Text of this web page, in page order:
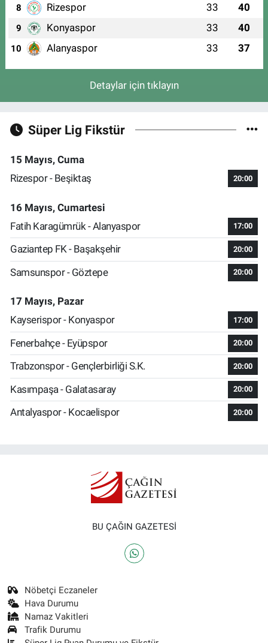
8 Rizespor 33 40
9 Konyaspor 33 40
10 Alanyaspor 33 37
Detaylar için tıklayın
Süper Lig Fikstür
15 Mayıs, Cuma
Rizespor - Beşiktaş
20:00
16 Mayıs, Cumartesi
Fatih Karagümrük - Alanyaspor
17:00
Gaziantep FK - Başakşehir 20:00
Samsunspor - Göztepe 20:00
17 Mayıs, Pazar
Kayserispor - Konyaspor
17:00
Fenerbahçe - Eyüpspor 20:00
Trabzonspor - Gençlerbirliği S.K. 20:00
Kasımpaşa - Galatasaray 20:00
Antalyaspor - Kocaelispor 20:00
BU ÇAĞIN GAZETESİ
Nöbetçi Eczaneler
Hava Durumu
Namaz Vakitleri
Trafik Durumu